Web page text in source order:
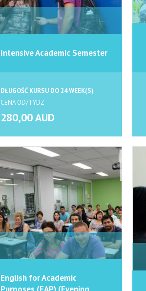
Intensive Academic Semester
DŁUGOŚĆ KURSU DO 24 WEEK(S)
CENA OD/TYDZ
280,00 AUD
English for Academic